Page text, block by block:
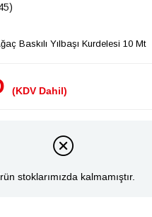
Baskılı Yılbaşı Kurdelesi 10 Mt
(KDV Dahil)
stoklarımızda kalmamıştır.